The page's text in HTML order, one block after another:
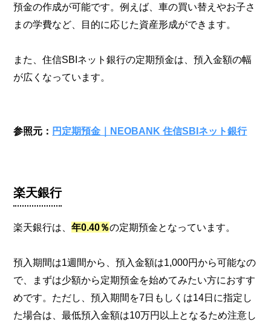
預金の作成が可能です。例えば、車の買い替えやお子さ
まの学費など、目的に応じた資産形成ができます。
また、住信SBIネット銀行の定期預金は、預入金額の幅
が広くなっています。
参照元： 円定期預金｜NEOBANK 住信SBIネット銀行
楽天銀行
楽天銀行は、年0.40％の定期預金となっています。
預入期間は1週間から、預入金額は1,000円から可能なの
で、まずは少額から定期預金を始めてみたい方におすす
めです。ただし、預入期間を7日もしくは14日に指定し
た場合は、最低預入金額は10万円以上となるため注意し